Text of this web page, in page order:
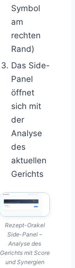
Symbol
am
rechten
Rand)
Das Side-
Panel
öffnet
sich mit
der
Analyse
des
aktuellen
Gerichts
Rezept-Orakel
Side-Panel –
Analyse des
Gerichts mit Score
und Synergien